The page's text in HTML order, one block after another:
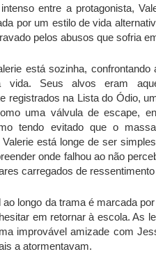
intenso entre a protagonista,
por um estilo de vida
pelos abusos que sofria
está sozinha,
vida. Seus alvos eram
registrados na Lista do Ódio,
uma válvula de escape,
tendo evitado que o
está longe de ser
onde falhou ao não
carregados de
ao longo da trama é marcada
em retornar à escola. As
improvável amizade com
a atormentavam.